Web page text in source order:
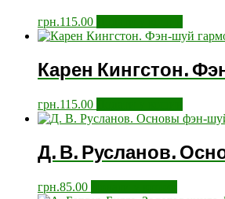
грн.115.00
Карен Кингстон.
грн.115.00
Д. В. Русланов.
грн.85.00